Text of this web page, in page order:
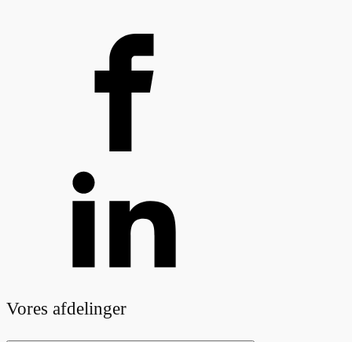
Vores afdelinger